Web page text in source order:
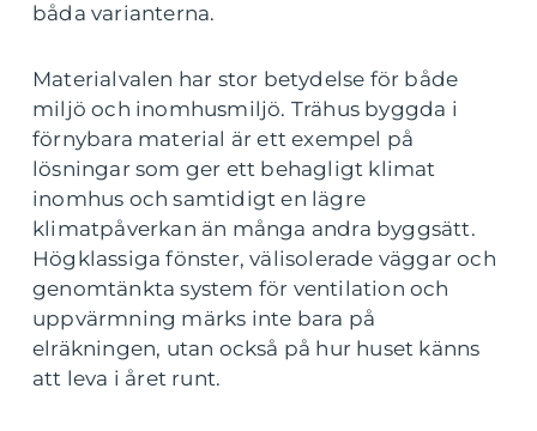
båda varianterna.
Materialvalen har stor betydelse för både
miljö och inomhusmiljö. Trähus byggda i
förnybara material är ett exempel på
lösningar som ger ett behagligt klimat
inomhus och samtidigt en lägre
klimatpåverkan än många andra byggsätt.
Högklassiga fönster, välisolerade väggar och
genomtänkta system för ventilation och
uppvärmning märks inte bara på
elräkningen, utan också på hur huset känns
att leva i året runt.